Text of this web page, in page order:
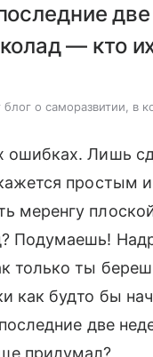
— кто
о саморазвитии, в
ошибках. Лишь
простым
меренгу
Подумаешь!
только ты
как будто бы
две
придумал?